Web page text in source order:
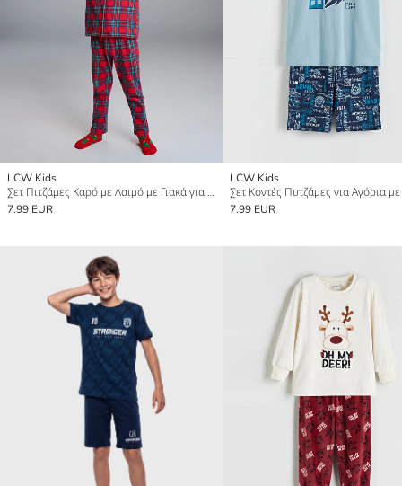
LCW Kids
Σετ Πιτζάμες Καρό με Λαιμό με Γιακά για Αγόρια
7.99 EUR
LCW Kids
7.99 EUR